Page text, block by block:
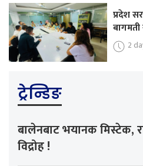
प्रदेश
2
ट्रेन्डिङ
बालेनबाट भयानक मिस्टेक,
विद्रोह !